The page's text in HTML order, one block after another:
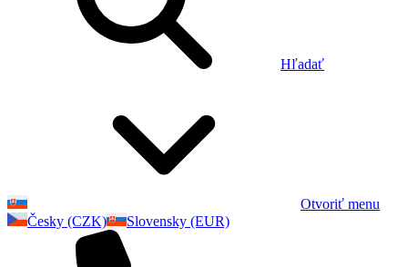
Hľadať
Otvoriť menu
Česky (CZK)
Slovensky (EUR)